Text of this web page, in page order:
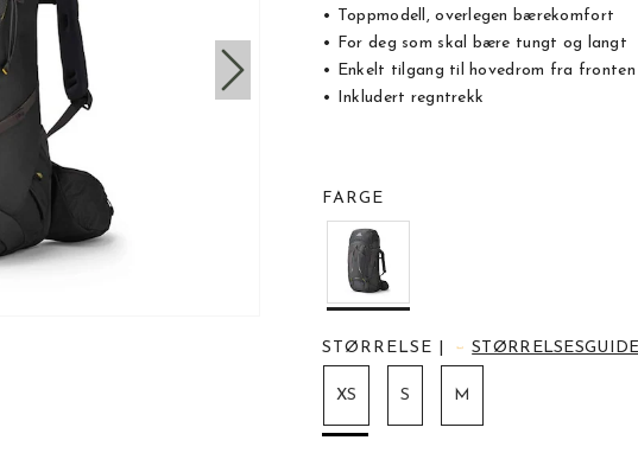
• Toppmodell, overlegen bærekomfort
• For deg som skal bære tungt og langt
• Enkelt tilgang til hovedrom fra fronten
• Inkludert regntrekk
FARGE
STØRRELSE STØRRELSESGUIDE
XS S M